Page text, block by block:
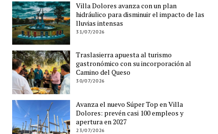
Villa Dolores avanza con un plan
hidráulico para disminuir el impacto de las
lluvias intensas
31/07/2026
Traslasierra apuesta al turismo
gastronómico con su incorporación al
Camino del Queso
30/07/2026
Avanza el nuevo Súper Top en Villa
Dolores: prevén casi 100 empleos y
apertura en 2027
23/07/2026